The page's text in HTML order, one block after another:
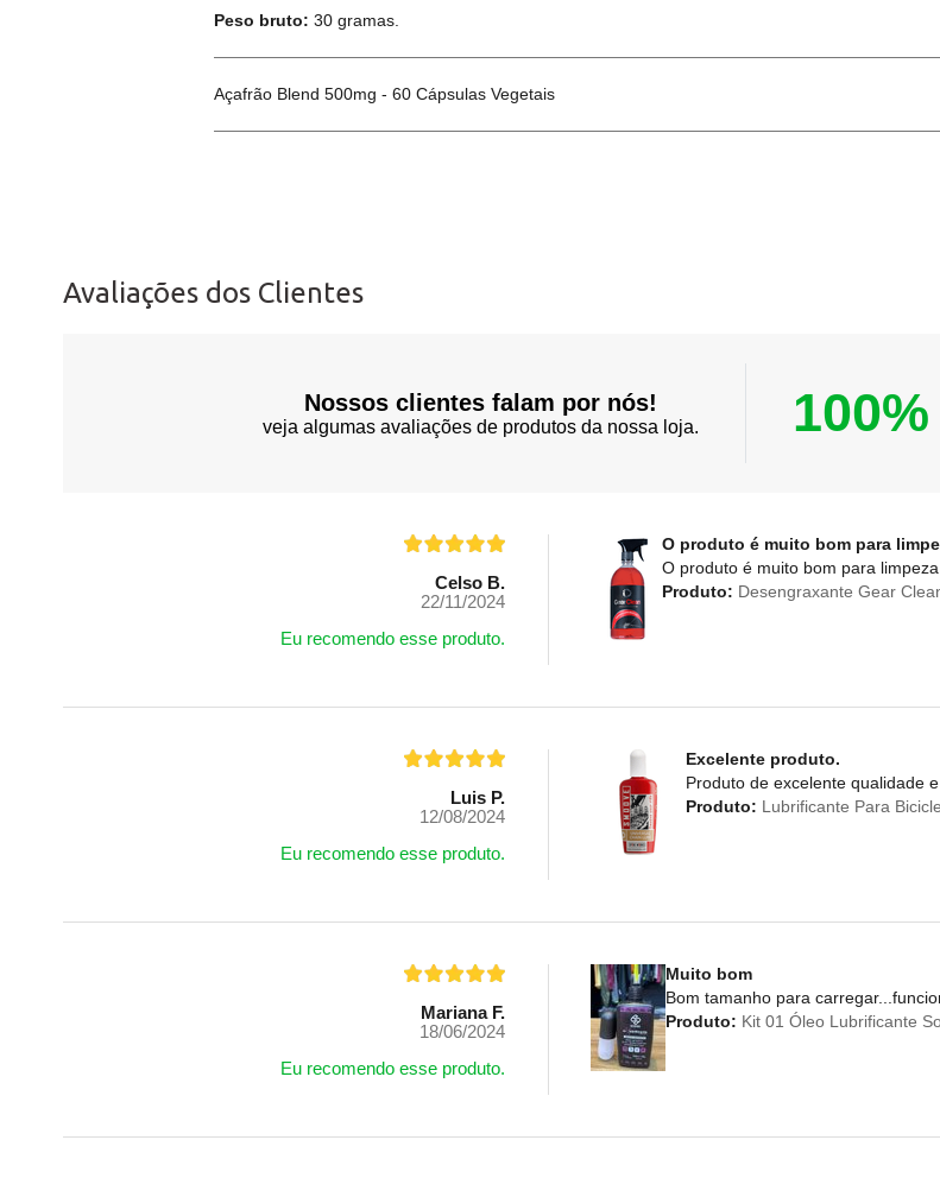
Peso bruto: 30 gramas.
Açafrão Blend 500mg - 60 Cápsulas Vegetais
Avaliações dos Clientes
Nossos clientes falam por nós!
veja algumas avaliações de produtos da nossa loja. 100%
Celso B.
22/11/2024
Eu recomendo esse produto.
O produto é muito bom para
O produto é muito bom para
Produto: Desengraxante Gear
Luis P.
12/08/2024
Eu recomendo esse produto.
Excelente produto.
Produto de excelente qualidade
Produto: Lubrificante Para
Mariana F.
18/06/2024
Eu recomendo esse produto.
Muito bom
Bom tamanho para
Produto: Kit 01 Óleo Lubrificante